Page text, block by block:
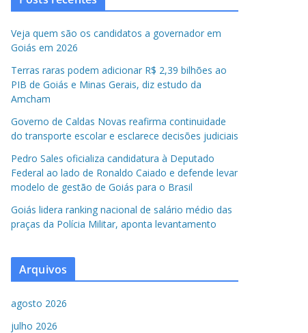
Veja quem são os candidatos a governador em
Goiás em 2026
Terras raras podem adicionar R$ 2,39 bilhões ao
PIB de Goiás e Minas Gerais, diz estudo da
Amcham
Governo de Caldas Novas reafirma continuidade
do transporte escolar e esclarece decisões judiciais
Pedro Sales oficializa candidatura à Deputado
Federal ao lado de Ronaldo Caiado e defende levar
modelo de gestão de Goiás para o Brasil
Goiás lidera ranking nacional de salário médio das
praças da Polícia Militar, aponta levantamento
Arquivos
agosto 2026
julho 2026